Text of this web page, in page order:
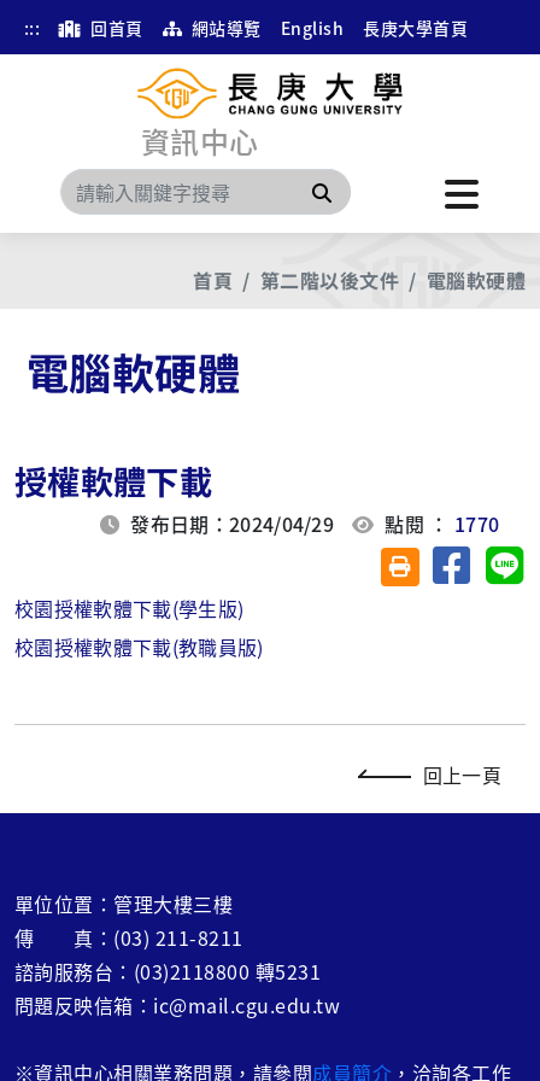
::: 回首頁 網站導覽 English 長庚大學首頁
資訊中心
搜尋
首頁 第二階以後文件 電腦軟硬體
電腦軟硬體
授權軟體下載
發布日期：2024/04/29 點閱 ： 1770
友善列印(另開視
分享至
校園授權軟體下載(學生版)
校園授權軟體下載(教職員版)
回上一頁
單位位置：管理大樓三樓
傳 真：(03) 211-8211
諮詢服務台：(03)2118800 轉5231
問題反映信箱：ic@mail.cgu.edu.tw
※資訊中心相關業務問題，請參閱成員簡介 ，洽詢各工作